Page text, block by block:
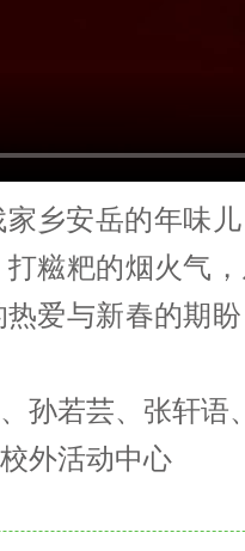
乡安岳的年味
糍粑的烟火气
爱与新春的期
孙若芸、张轩语
外活动中心
马